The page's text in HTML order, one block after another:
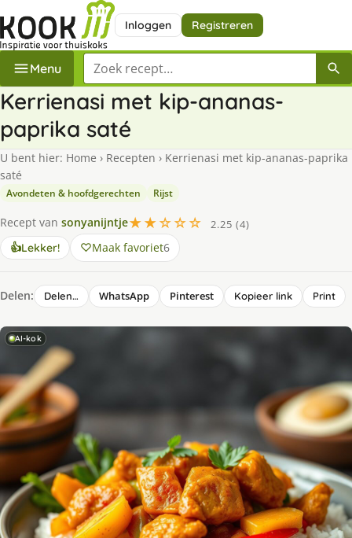
Inloggen Registreren
Menu Zoek een recept
Kerrienasi met kip-ananas-
paprika saté
U bent hier: Home › Recepten › Kerrienasi met kip-ananas-paprika
saté
Avondeten & hoofdgerechten Rijst
Recept van sonyanijntje★★☆☆☆
2.25 (4)
👍Lekker! Maak favoriet6
Delen: Delen… WhatsApp Pinterest Kopieer link Print
AI-kok